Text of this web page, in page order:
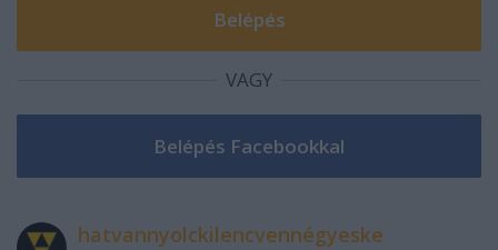
VAGY
hatvannyolckilencvennégyeske